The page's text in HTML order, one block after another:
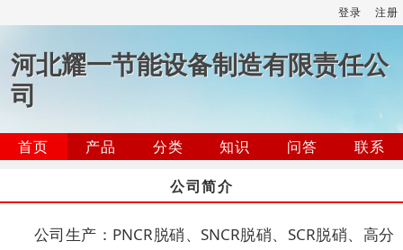
登录 注册
河北耀一节能设备制造有限责任公
司
首页 产品 分类 知识 问答
联系
公司简介
公司生产：PNCR脱硝、SNCR脱硝、SCR脱硝、高分